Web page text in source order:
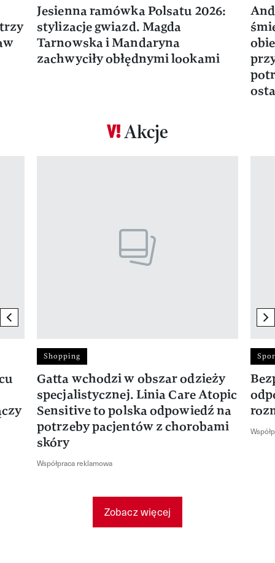
Jesienna ramówka Polsatu 2026:
stylizacje gwiazd. Magda
Tarnowska i Mandaryna
zachwyciły obłędnymi lookami
Akcje
previous element
Shopping
Gatta wchodzi w obszar odzieży
specjalistycznej. Linia Care Atopic
Sensitive to polska odpowiedź na
potrzeby pacjentów z chorobami
skóry
Współpraca reklamowa
Zobacz więcej